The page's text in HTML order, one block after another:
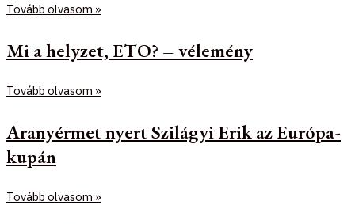
Tovább olvasom »
Mi a helyzet, ETO? – vélemény
Tovább olvasom »
Aranyérmet nyert Szilágyi Erik az Európa-
kupán
Tovább olvasom »